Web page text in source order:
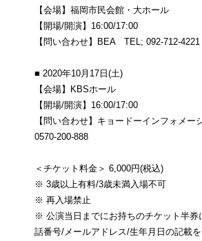
【会場】福岡市民会館・大ホール
【開場/開演】16:00/17:00
【問い合わせ】BEA TEL; 092-712-4221
■ 2020年10月17日(土)
【会場】KBSホール
【開場/開演】16:00/17:00
【問い合わせ】キョードーインフォメ
0570-200-888
＜チケット料金＞ 6,000円(税込)
※ 3歳以上有料/3歳未満入場不可
※ 再入場禁止
※ 公演当日までにお持ちのチケット半券
話番号/メールアドレス/生年月日の記載を